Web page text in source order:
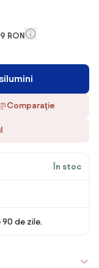
RON
Comparaţie
În stoc
de zile.